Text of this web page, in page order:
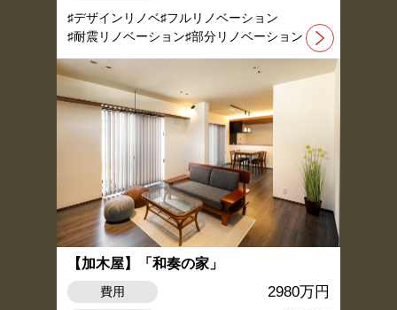
デザインリノベ フルリノベーション
耐震リノベーション 部分リノベーション
【加木屋】「和奏の家」
費用 2980万円